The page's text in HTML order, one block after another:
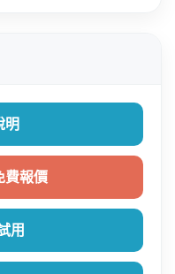
明
費報價
用